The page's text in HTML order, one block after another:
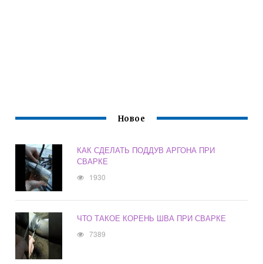
Новое
КАК СДЕЛАТЬ ПОДДУВ АРГОНА ПРИ
СВАРКЕ
1930
ЧТО ТАКОЕ КОРЕНЬ ШВА ПРИ СВАРКЕ
7389